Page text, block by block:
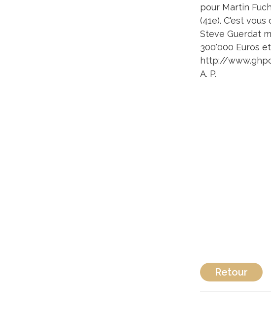
pour Martin
(41e). C'est
Steve Guerdat
300'000 Euros
http://
A. P.
Retour